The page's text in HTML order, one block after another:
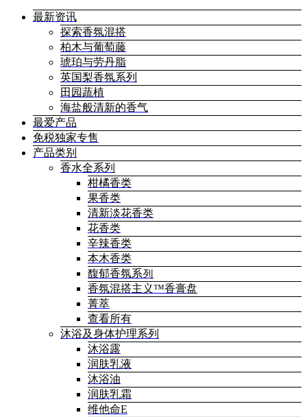
最新资讯
探索香氛混搭
柏木与葡萄藤
琥珀与劳丹脂
英国梨香氛系列
田园蔬植
海盐般清新的香气
最爱产品
免税独家专售
产品类别
香水全系列
柑橘香类
果香类
清新淡花香类
花香类
辛辣香类
本木香类
馥郁香氛系列
香氛混搭主义™香膏盘
菁萃
查看所有
沐浴及身体护理系列
沐浴露
润肤乳液
沐浴油
润肤乳霜
维他命E